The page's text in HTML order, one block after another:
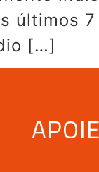
últimos
[…]